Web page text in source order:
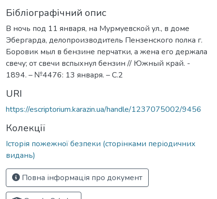
Бібліографічний опис
В ночь под 11 января, на Мурмуевской ул., в доме
Эбергарда, делопроизводитель Пензенского полка г.
Боровик мыл в бензине перчатки, а жена его держала
свечу; от свечи вспыхнул бензин // Южный край. -
1894. – №4476: 13 января. – С.2
URI
https://escriptorium.karazin.ua/handle/1237075002/9456
Колекції
Історія пожежної безпеки (сторінками періодичних
видань)
Повна інформація про документ